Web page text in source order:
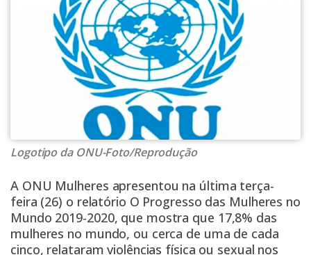
Logotipo da ONU-Foto/Reprodução
A ONU Mulheres apresentou na última terça-
feira (26) o relatório O Progresso das Mulheres no
Mundo 2019-2020, que mostra que 17,8% das
mulheres no mundo, ou cerca de uma de cada
cinco, relataram violências física ou sexual nos